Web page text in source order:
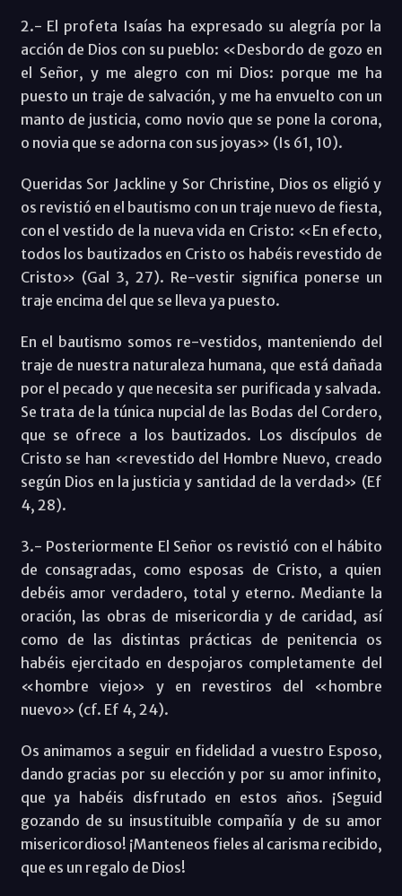
2.- El profeta Isaías ha expresado su alegría por la
acción de Dios con su pueblo: «Desbordo de gozo en
el Señor, y me alegro con mi Dios: porque me ha
puesto un traje de salvación, y me ha envuelto con un
manto de justicia, como novio que se pone la corona,
o novia que se adorna con sus joyas» (Is 61, 10).
Queridas Sor Jackline y Sor Christine, Dios os eligió y
os revistió en el bautismo con un traje nuevo de fiesta,
con el vestido de la nueva vida en Cristo: «En efecto,
todos los bautizados en Cristo os habéis revestido de
Cristo» (Gal 3, 27). Re-vestir significa ponerse un
traje encima del que se lleva ya puesto.
En el bautismo somos re-vestidos, manteniendo del
traje de nuestra naturaleza humana, que está dañada
por el pecado y que necesita ser purificada y salvada.
Se trata de la túnica nupcial de las Bodas del Cordero,
que se ofrece a los bautizados. Los discípulos de
Cristo se han «revestido del Hombre Nuevo, creado
según Dios en la justicia y santidad de la verdad» (Ef
4, 28).
3.- Posteriormente El Señor os revistió con el hábito
de consagradas, como esposas de Cristo, a quien
debéis amor verdadero, total y eterno. Mediante la
oración, las obras de misericordia y de caridad, así
como de las distintas prácticas de penitencia os
habéis ejercitado en despojaros completamente del
«hombre viejo» y en revestiros del «hombre
nuevo» (cf. Ef 4, 24).
Os animamos a seguir en fidelidad a vuestro Esposo,
dando gracias por su elección y por su amor infinito,
que ya habéis disfrutado en estos años. ¡Seguid
gozando de su insustituible compañía y de su amor
misericordioso! ¡Manteneos fieles al carisma recibido,
que es un regalo de Dios!